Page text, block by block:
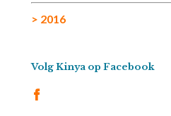
> 2016
Volg Kinya op Facebook